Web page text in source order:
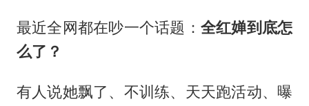
最近全网都在吵一个话题： 全红婵到底怎
么了？
有人说她飘了、不训练、天天跑活动、曝